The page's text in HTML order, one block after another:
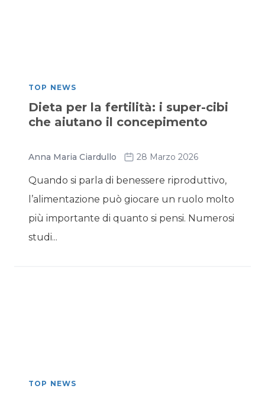
TOP NEWS
Dieta per la fertilità: i super-cibi
che aiutano il concepimento
Anna Maria Ciardullo 28 Marzo 2026
Quando si parla di benessere riproduttivo,
l’alimentazione può giocare un ruolo molto
più importante di quanto si pensi. Numerosi
studi...
TOP NEWS